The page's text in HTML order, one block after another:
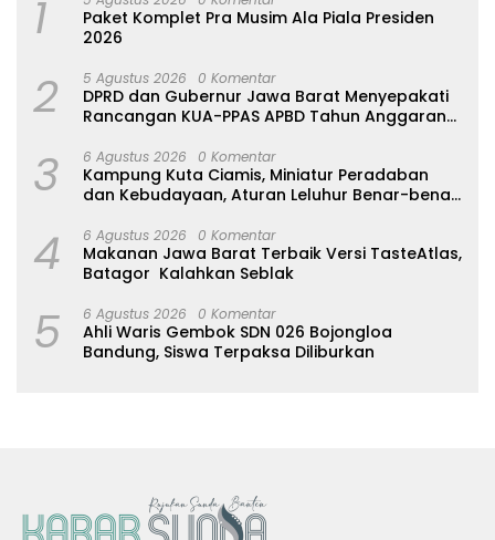
1
Paket Komplet Pra Musim Ala Piala Presiden
2026
2 5 Agustus 2026 0 Komentar
DPRD dan Gubernur Jawa Barat Menyepakati
Rancangan KUA-PPAS APBD Tahun Anggaran
3 6 Agustus 2026 0 Komentar
Kampung Kuta Ciamis, Miniatur Peradaban
dan Kebudayaan, Aturan Leluhur Benar-benar
4 6 Agustus 2026 0 Komentar
Makanan Jawa Barat Terbaik Versi TasteAtlas,
Batagor Kalahkan Seblak
5 6 Agustus 2026 0 Komentar
Ahli Waris Gembok SDN 026 Bojongloa
Bandung, Siswa Terpaksa Diliburkan